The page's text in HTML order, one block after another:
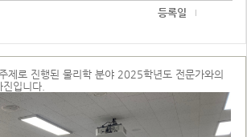
등록일
제로 진행된 물리학 분야 2025학년도 전문가와의
입니다.